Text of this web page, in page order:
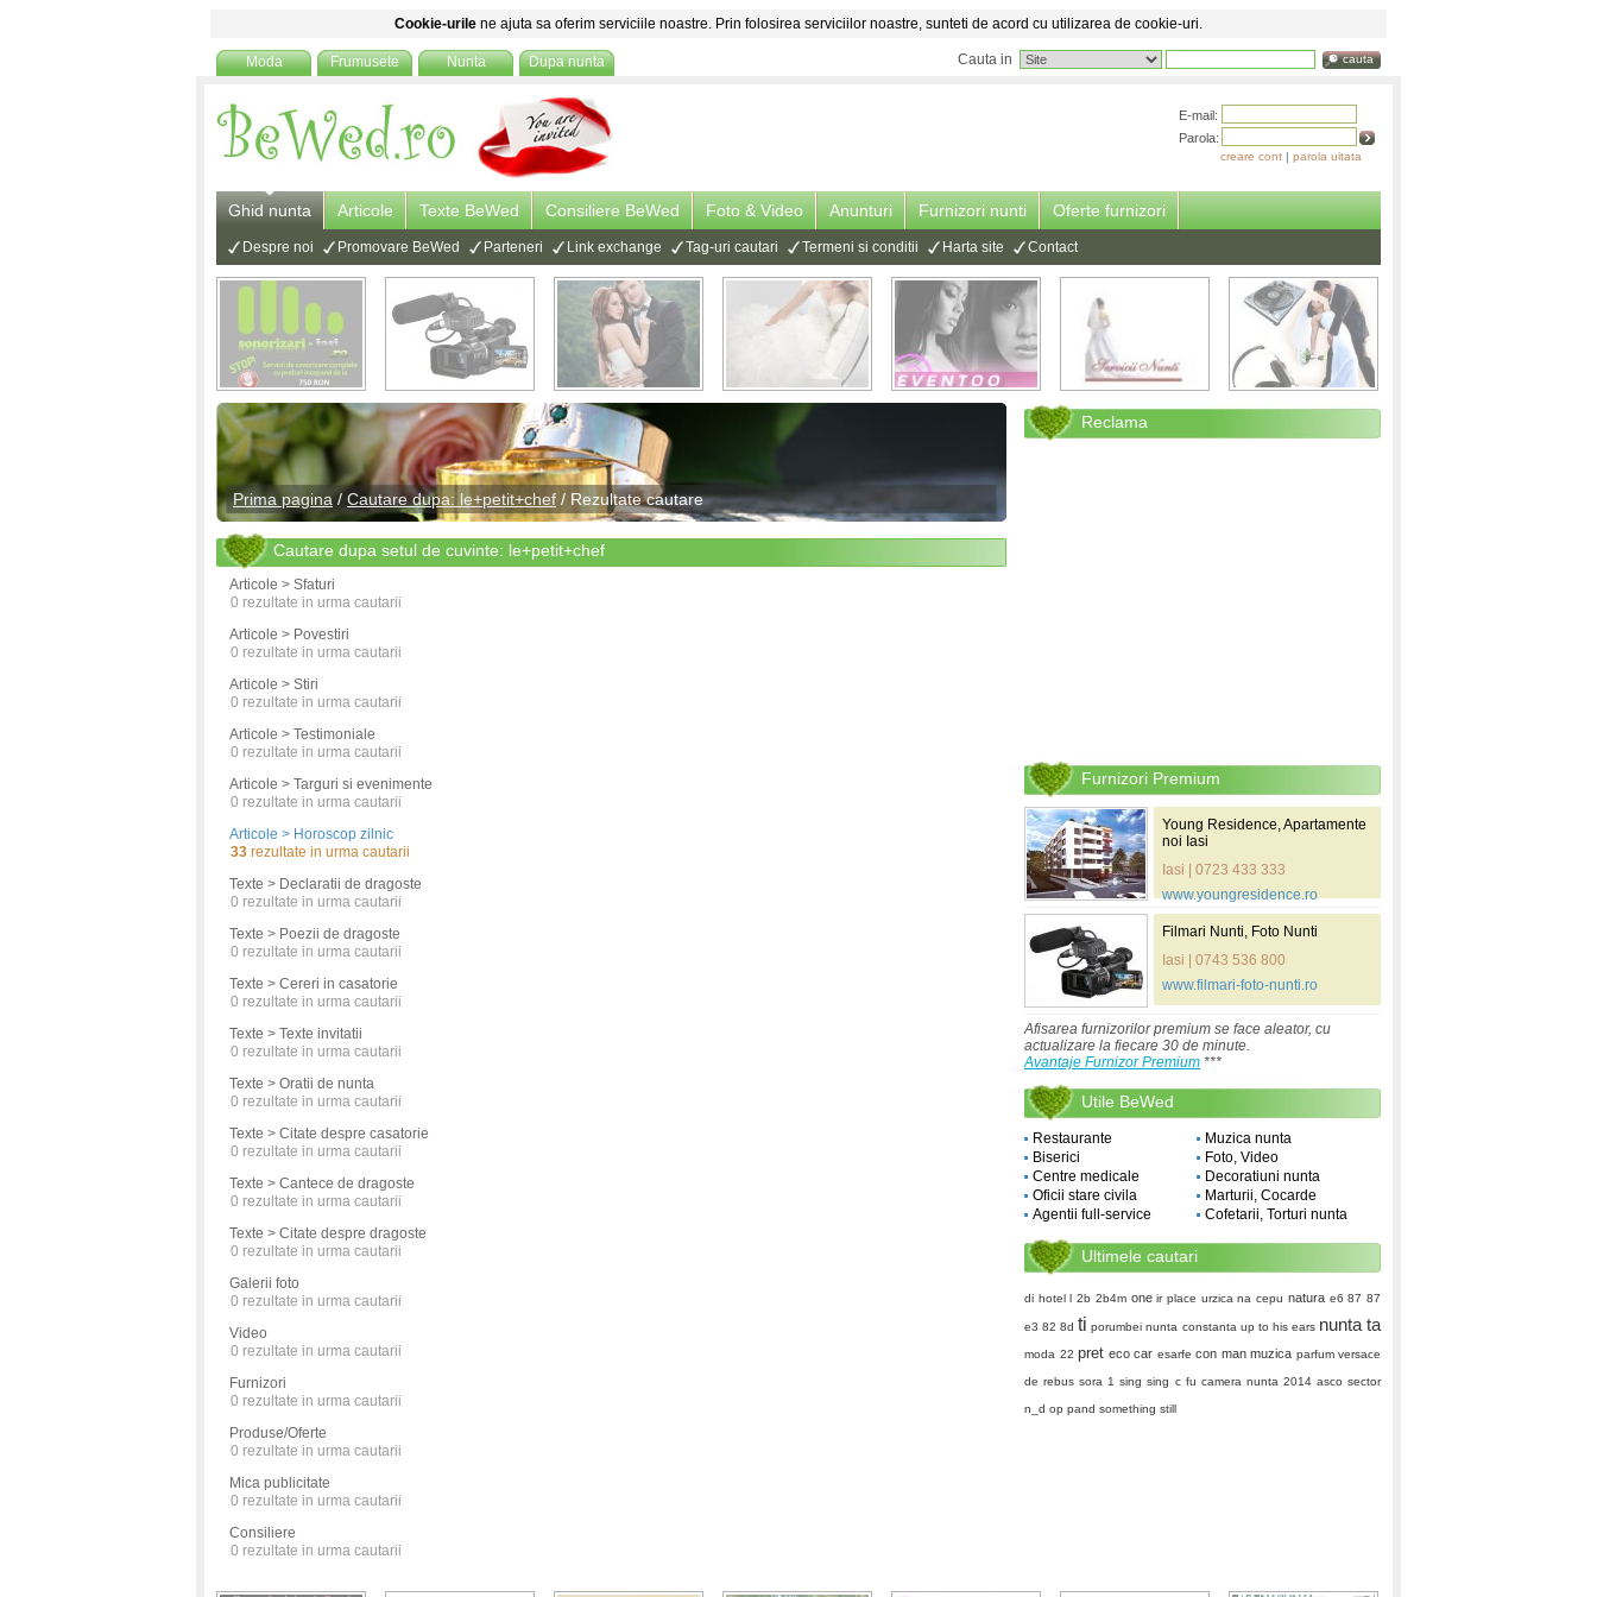
Cookie-urile ne ajuta sa oferim serviciile noastre. Prin folosirea serviciilor noastre, sunteti de acord cu utilizarea de cookie-uri.
Moda Frumusete Nunta Dupa nunta Cauta in cauta
E-mail:
Parola:
creare cont | parola uitata
Ghid nunta Articole Texte BeWed Consiliere BeWed Foto & Video Anunturi Furnizori nunti Oferte furnizori
Despre noi Promovare BeWed Parteneri Link exchange Tag-uri cautari Termeni si conditii Harta site Contact
Prima pagina / Cautare dupa: le+petit+chef / Rezultate cautare
Cautare dupa setul de cuvinte: le+petit+chef
Articole > Sfaturi
0 rezultate in urma cautarii
Articole > Povestiri
0 rezultate in urma cautarii
Articole > Stiri
0 rezultate in urma cautarii
Articole > Testimoniale
0 rezultate in urma cautarii
Articole > Targuri si evenimente
0 rezultate in urma cautarii
Articole > Horoscop zilnic
33 rezultate in urma cautarii
Texte > Declaratii de dragoste
0 rezultate in urma cautarii
Texte > Poezii de dragoste
0 rezultate in urma cautarii
Texte > Cereri in casatorie
0 rezultate in urma cautarii
Texte > Texte invitatii
0 rezultate in urma cautarii
Texte > Oratii de nunta
0 rezultate in urma cautarii
Texte > Citate despre casatorie
0 rezultate in urma cautarii
Texte > Cantece de dragoste
0 rezultate in urma cautarii
Texte > Citate despre dragoste
0 rezultate in urma cautarii
Galerii foto
0 rezultate in urma cautarii
Video
0 rezultate in urma cautarii
Furnizori
0 rezultate in urma cautarii
Produse/Oferte
0 rezultate in urma cautarii
Mica publicitate
0 rezultate in urma cautarii
Consiliere
0 rezultate in urma cautarii
Reclama
Furnizori Premium
Young Residence, Apartamente
noi Iasi
Iasi | 0723 433 333
www.youngresidence.ro
Filmari Nunti, Foto Nunti
Iasi | 0743 536 800
www.filmari-foto-nunti.ro
Afisarea furnizorilor premium se face aleator, cu
actualizare la fiecare 30 de minute.
Avantaje Furnizor Premium ***
Utile BeWed
Restaurante
Biserici
Centre medicale
Oficii stare civila
Agentii full-service
Muzica nunta
Foto, Video
Decoratiuni nunta
Marturii, Cocarde
Cofetarii, Torturi nunta
Ultimele cautari
di hotel l 2b 2b4m one ir place urzica na cepu natura e6 87 87
e3 82 8d ti porumbei nunta constanta up to his ears nunta ta
moda 22 pret eco car esarfe con man muzica parfum versace
de rebus sora 1 sing sing c fu camera nunta 2014 asco sector
n_d op pand something still